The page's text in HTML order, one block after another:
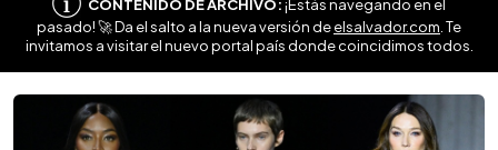
CONTENIDO DE ARCHIVO:¡Estás navegando en el
pasado! 🚀 Da el salto a la nueva versión deelsalvador.com . Te
invitamos a visitar el nuevo portal país donde coincidimos todos.